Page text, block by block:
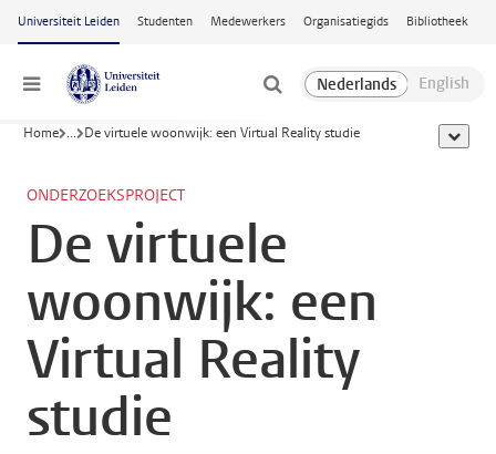
Ga naar hoofdinhoud
Universiteit Leiden Studenten Medewerkers Organisatiegids Bibliotheek
Menu
Home ... De virtuele woonwijk: een Virtual Reality studie toon
ONDERZOEKSPROJECT
De virtuele
woonwijk: een
Virtual Reality
studie